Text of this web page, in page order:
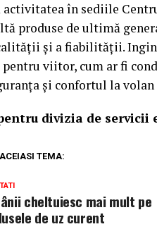
activitatea în sediile
produse de ultimă
şi a fiabilităţii.
viitor, cum ar fi
şi confortul la
divizia de servicii
TEMA:
cheltuiesc mai mult pe
de uz curent